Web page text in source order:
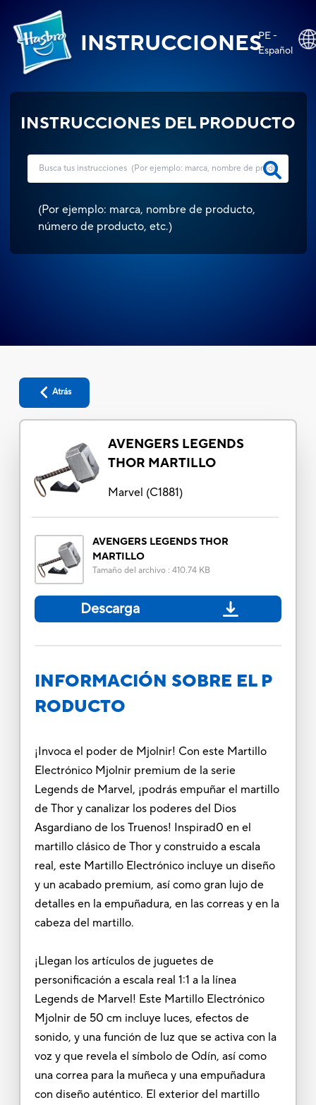
INSTRUCCIONESPE -
Español
INSTRUCCIONES DEL PRODUCTO
(Por ejemplo: marca, nombre de producto,
número de producto, etc.)
Atrás
AVENGERS LEGENDS
THOR MARTILLO
Marvel (C1881)
AVENGERS LEGENDS THOR
MARTILLO
Tamaño del archivo: 410.74 KB
Descarga
INFORMACIÓN SOBRE EL P
RODUCTO
¡Invoca el poder de Mjolnir! Con este Martillo
Electrónico Mjolnir premium de la serie
Legends de Marvel, ¡podrás empuñar el martillo
de Thor y canalizar los poderes del Dios
Asgardiano de los Truenos! Inspirad0 en el
martillo clásico de Thor y construido a escala
real, este Martillo Electrónico incluye un diseño
y un acabado premium, así como gran lujo de
detalles en la empuñadura, en las correas y en la
cabeza del martillo.
¡Llegan los artículos de juguetes de
personificación a escala real 1:1 a la línea
Legends de Marvel! Este Martillo Electrónico
Mjolnir de 50 cm incluye luces, efectos de
sonido, y una función de luz que se activa con la
voz y que revela el símbolo de Odín, así como
una correa para la muñeca y una empuñadura
con diseño auténtico. El exterior del martillo